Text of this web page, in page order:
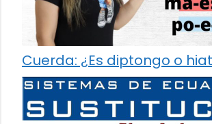
Cuerda: ¿Es diptongo o